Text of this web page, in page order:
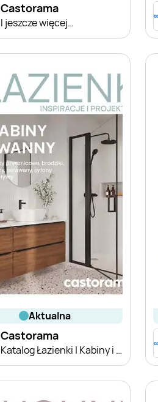
Castorama
I jeszcze więcej…
aktualna
Castorama
Katalog Łazienki | Kabiny i wanny